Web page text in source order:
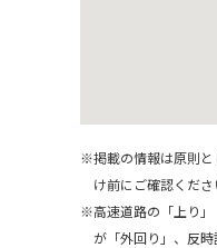
※掲載の情報は原則と
け前にご確認くださ
※高速道路の「上り」
が「外回り」、反